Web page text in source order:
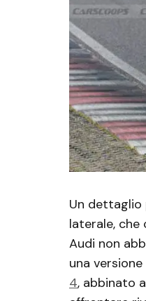
Un dettaglio
laterale, che
Audi non
una
4, abbinato